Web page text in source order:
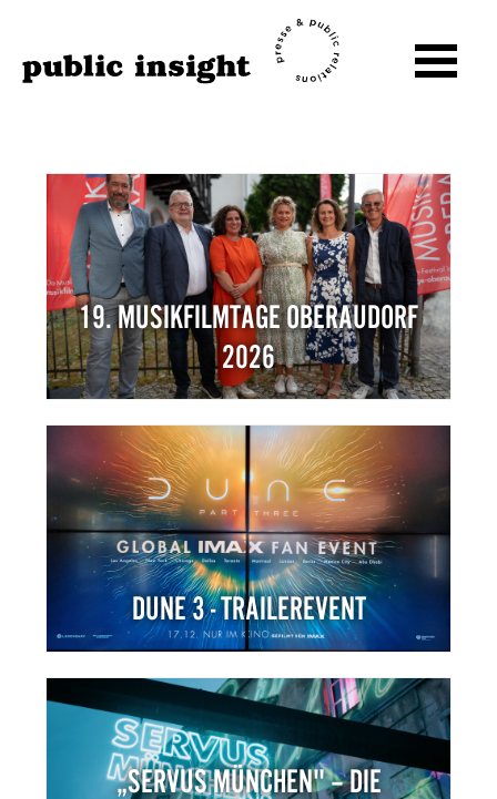
19. MUSIKFILMTAGE OBERAUDORF
2026
DUNE 3 - TRAILEREVENT
„SERVUS MÜNCHEN" – DIE